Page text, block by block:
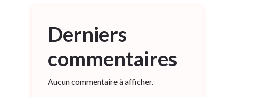
Derniers
commentaires
Aucun commentaire à afficher.